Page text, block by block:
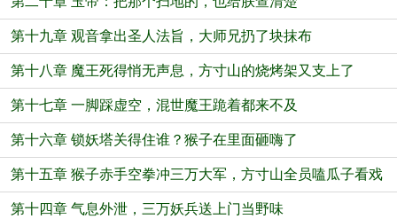
第十九章 观音拿出圣人法旨，大师兄扔了块抹布
第十八章 魔王死得悄无声息，方寸山的烧烤架又支上了
第十七章 一脚踩虚空，混世魔王跪着都来不及
第十六章 锁妖塔关得住谁？猴子在里面砸嗨了
第十五章 猴子赤手空拳冲三万大军，方寸山全员嗑瓜子看戏
第十四章 气息外泄，三万妖兵送上门当野味